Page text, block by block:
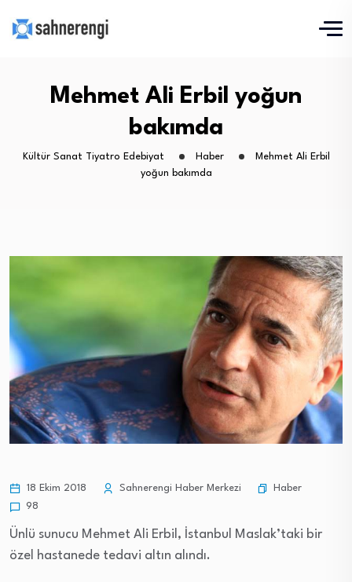
Mehmet Ali Erbil yoğun
bakımda
Kültür Sanat Tiyatro Edebiyat Haber
Mehmet Ali Erbil
yoğun bakımda
18 Ekim 2018 Sahnerengi Haber Merkezi
Haber
98
Ünlü sunucu Mehmet Ali Erbil, İstanbul Maslak’taki bir
özel hastanede tedavi altın alındı.